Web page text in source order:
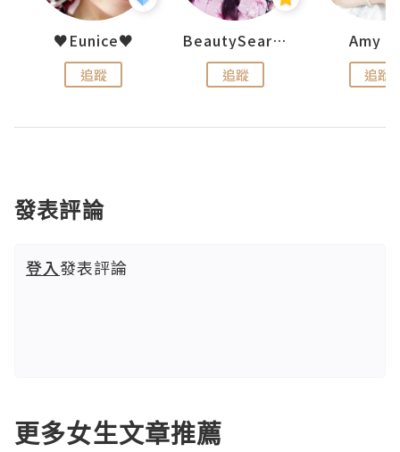
♥Eunice♥
追蹤
BeautySearch
追蹤
Amy
追蹤
發表評論
登入發表評論
更多女生文章推薦